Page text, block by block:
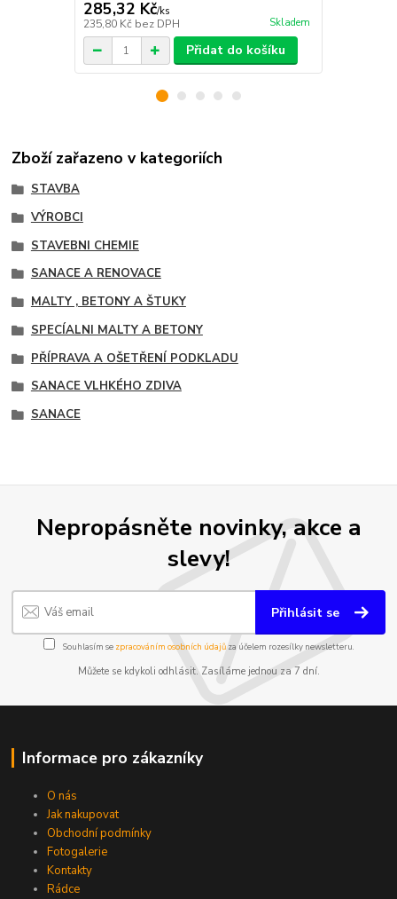
285,32 Kč/ks
235,80 Kč bez DPH Skladem
Přidat do košíku
Zboží zařazeno v kategoriích
STAVBA
VÝROBCI
STAVEBNI CHEMIE
SANACE A RENOVACE
MALTY , BETONY A ŠTUKY
SPECÍALNI MALTY A BETONY
PŘÍPRAVA A OŠETŘENÍ PODKLADU
SANACE VLHKÉHO ZDIVA
SANACE
Nepropásněte novinky, akce a
slevy!
Přihlásit se
Souhlasím se zpracováním osobních údajůza účelem rozesílky newsletteru.
Můžete se kdykoli odhlásit. Zasíláme jednou za 7 dní.
Informace pro zákazníky
O nás
Jak nakupovat
Obchodní podmínky
Fotogalerie
Kontakty
Rádce